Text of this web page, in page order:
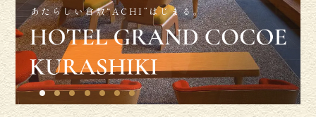
あたらしい倉敷“ACHI”はじまる。